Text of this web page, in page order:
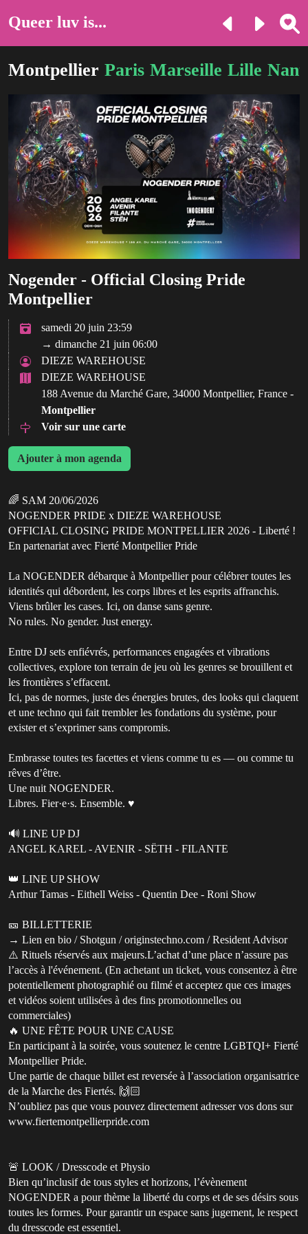
Queer luv is...
Montpellier Paris Marseille Lille
Nogender - Official Closing Pride
Montpellier
samedi 20 juin 23:59
→ dimanche 21 juin 06:00
DIEZE WAREHOUSE
DIEZE WAREHOUSE
188 Avenue du Marché Gare, 34000 Montpellier, France -
Montpellier
Voir sur une carte
Ajouter à mon agenda
🌈 SAM 20/06/2026
NOGENDER PRIDE x DIEZE WAREHOUSE
OFFICIAL CLOSING PRIDE MONTPELLIER 2026 - Liberté !
En partenariat avec Fierté Montpellier Pride
La NOGENDER débarque à Montpellier pour célébrer toutes les
identités qui débordent, les corps libres et les esprits affranchis.
Viens brûler les cases. Ici, on danse sans genre.
No rules. No gender. Just energy.
Entre DJ sets enfiévrés, performances engagées et vibrations
collectives, explore ton terrain de jeu où les genres se brouillent et
les frontières s’effacent.
Ici, pas de normes, juste des énergies brutes, des looks qui claquent
et une techno qui fait trembler les fondations du système, pour
exister et s’exprimer sans compromis.
Embrasse toutes tes facettes et viens comme tu es — ou comme tu
rêves d’être.
Une nuit NOGENDER.
Libres. Fier·e·s. Ensemble. ♥️
🔊 LINE UP DJ
ANGEL KAREL - AVENIR - SËTH - FILANTE
👑 LINE UP SHOW
Arthur Tamas - Eithell Weiss - Quentin Dee - Roni Show
🎫 BILLETTERIE
→ Lien en bio / Shotgun / originstechno.com / Resident Advisor
⚠️ Rituels réservés aux majeurs.L’achat d’une place n’assure pas
l’accès à l'événement. (En achetant un ticket, vous consentez à être
potentiellement photographié ou filmé et acceptez que ces images
et vidéos soient utilisées à des fins promotionnelles ou
commerciales)
🔥 UNE FÊTE POUR UNE CAUSE
En participant à la soirée, vous soutenez le centre LGBTQI+ Fierté
Montpellier Pride.
Une partie de chaque billet est reversée à l’association organisatrice
de la Marche des Fiertés. 🙌🏻
N’oubliez pas que vous pouvez directement adresser vos dons sur
www.fiertemontpellierpride.com
🚨 LOOK / Dresscode et Physio
Bien qu’inclusif de tous styles et horizons, l’évènement
NOGENDER a pour thème la liberté du corps et de ses désirs sous
toutes les formes. Pour garantir un espace sans jugement, le respect
du dresscode est essentiel.